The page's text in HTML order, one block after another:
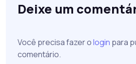
Deixe um
Você precisa fazer ologin para
comentário.